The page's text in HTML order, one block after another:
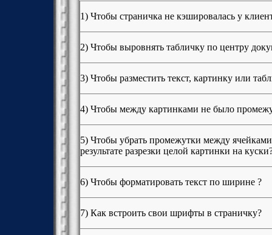
1) Чтобы страничка не кэшировалась у
2) Чтобы выровнять табличку по центру
3) Чтобы разместить текст, картинку или
4) Чтобы междy каpтинками не было
5) Чтобы убрать промежутки между
результате разрезки целой картинки на
6) Чтобы форматировать текст по ширине ?
7) Как встроить свои шрифты в страничку?